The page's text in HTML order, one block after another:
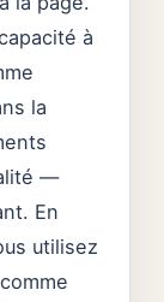
à
la
—
En
utilisez